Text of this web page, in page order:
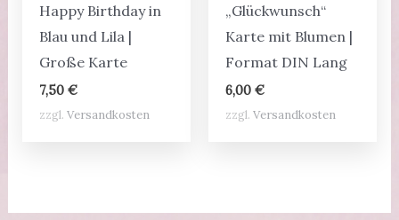
Happy Birthday in
Blau und Lila |
Große Karte
7,50 €
zzgl. Versandkosten
„Glückwunsch“
Karte mit Blumen |
Format DIN Lang
6,00€
zzgl.Versandkosten